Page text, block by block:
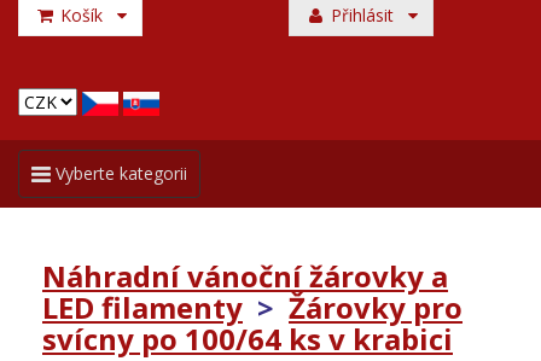
Košík Přihlásit
Toggle
navigation
Vyberte kategorii
Náhradní vánoční žárovky a
LED filamenty > Žárovky pro
svícny po 100/64 ks v krabici